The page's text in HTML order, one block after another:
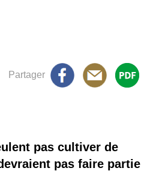
Partager
pas cultiver de
pas faire partie